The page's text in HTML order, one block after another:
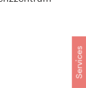
Services